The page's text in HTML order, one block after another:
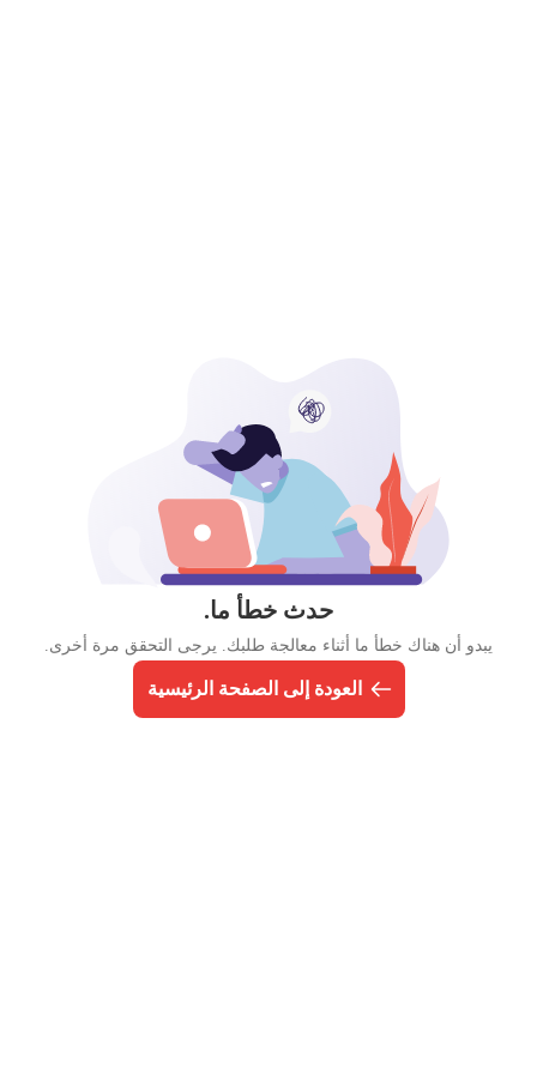
حدث خطأ ما.
يبدو أن هناك خطأ ما أثناء معالجة طلبك. يرجى التحقق مرة أخرى.
العودة إلى الصفحة الرئيسية